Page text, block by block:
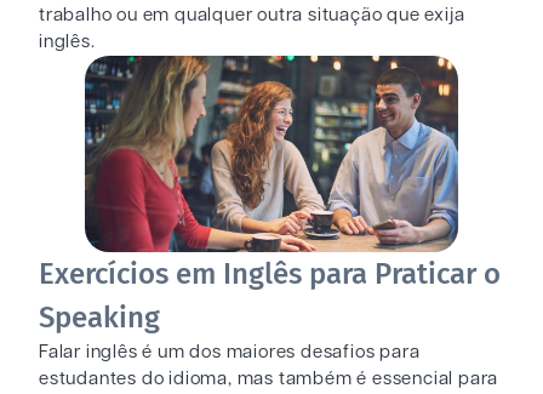
trabalho ou em qualquer outra situação que exija
inglês.
Exercícios em Inglês para Praticar o
Speaking
Falar inglês é um dos maiores desafios para
estudantes do idioma, mas também é essencial para